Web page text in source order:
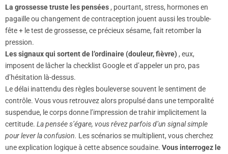
La grossesse truste les pensées , pourtant, stress, hormones en
pagaille ou changement de contraception jouent aussi les trouble-
fête + le test de grossesse, ce précieux sésame, fait retomber la
pression.
Les signaux qui sortent de l’ordinaire (douleur, fièvre) , eux,
imposent de lâcher la checklist Google et d’appeler un pro, pas
d’hésitation là-dessus.
Le délai inattendu des règles bouleverse souvent le sentiment de
contrôle. Vous vous retrouvez alors propulsé dans une temporalité
suspendue, le corps donne l’impression de trahir implicitement la
certitude. La pensée s’égare, vous rêvez parfois d’un signal simple
pour lever la confusion. Les scénarios se multiplient, vous cherchez
une explication logique à cette absence soudaine. Vous interrogez le